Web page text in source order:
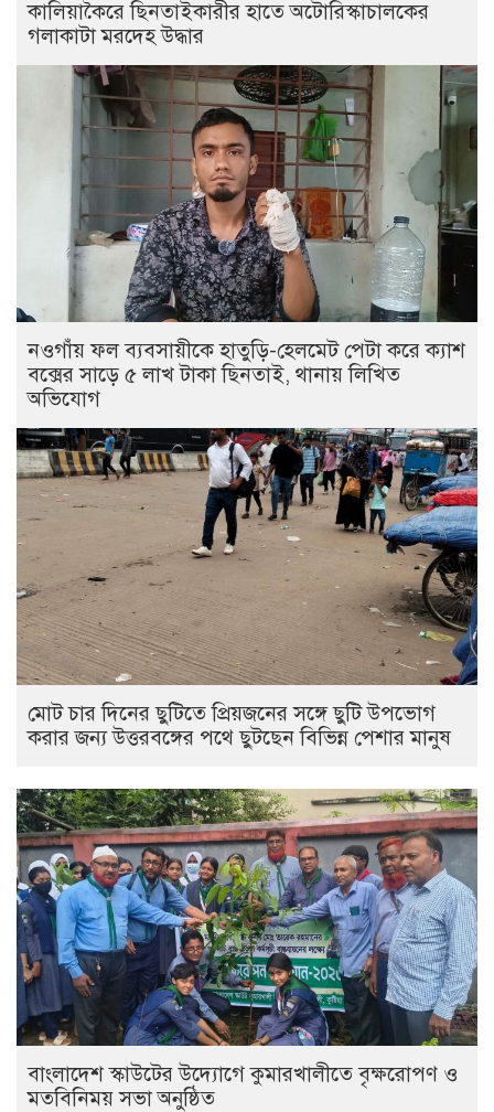
কালিয়াকৈরে ছিনতাইকারীর হাতে অটোরিস্কাচালকের
গলাকাটা মরদেহ উদ্ধার
নওগাঁয় ফল ব্যবসায়ীকে হাতুড়ি-হেলমেট পেটা করে ক্যাশ
বক্সের সাড়ে ৫ লাখ টাকা ছিনতাই, থানায় লিখিত
অভিযোগ
মোট চার দিনের ছুটিতে প্রিয়জনের সঙ্গে ছুটি উপভোগ
করার জন্য উত্তরবঙ্গের পথে ছুটছেন বিভিন্ন পেশার মানুষ
বাংলাদেশ স্কাউটের উদ্যোগে কুমারখালীতে বৃক্ষরোপণ ও
মতবিনিময় সভা অনুষ্ঠিত